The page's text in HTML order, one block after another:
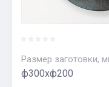
Размер заготовки,
ф300хф200